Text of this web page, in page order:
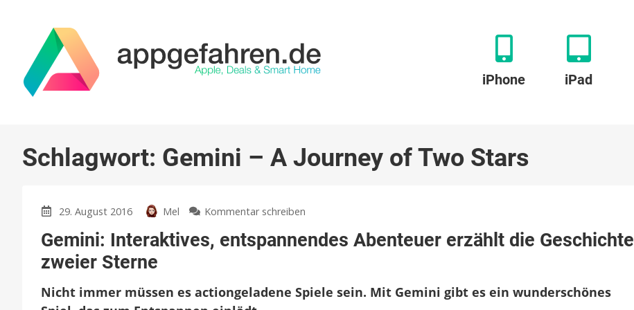
iPhone iPad
Schlagwort: Gemini – A Journey of Two Stars
29. August 2016 Mel Kommentar schreiben
Interaktives,
erzählt
die
Gemini: Interaktives, entspannendes Abenteuer erzählt die Geschichte
zweier Sterne
Nicht immer müssen es actiongeladene Spiele sein. Mit Gemini gibt es ein wunderschönes